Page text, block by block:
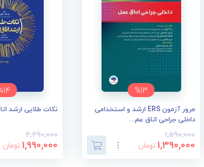
%13
مرور آزمون ERS ارشد و استخدامی
داخلی جراحی اتاق عم...
1,590,000
1,390,000 تومان
نکات طلایی ارشد
2,290,000
1,990,000 تومان